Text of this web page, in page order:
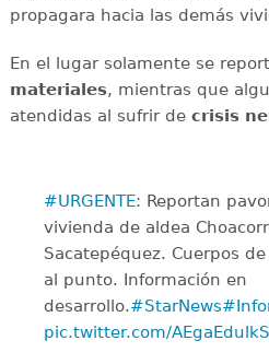
propagara hacia las demás
En el lugar solamente se
materiales, mientras que
atendidas al sufrir de crisis
#URGENTE: Reportan
vivienda de aldea
Sacatepéquez. Cuerpos
al punto. Información en
desarrollo.#StarNews
pic.twitter.com/AEgaEdulkS